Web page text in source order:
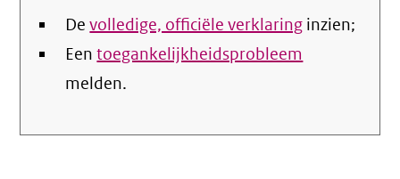
Devolledige, officiële verklaring inzien;
Eentoegankelijkheidsprobleem
melden.